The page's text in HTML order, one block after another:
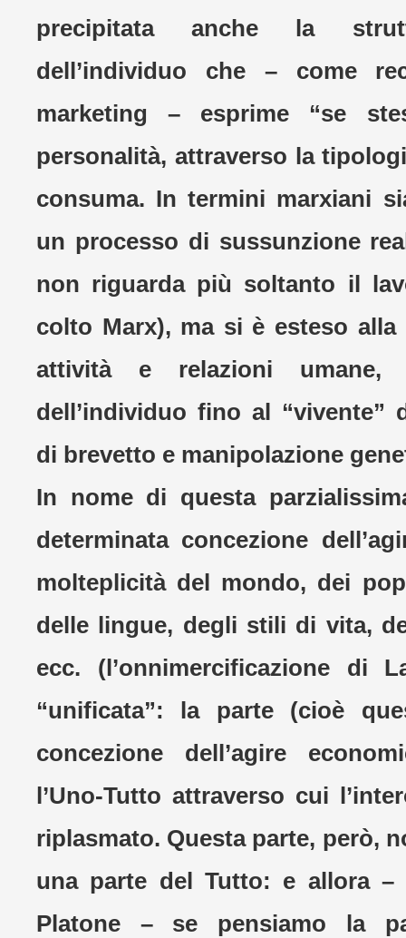
precipitata anche la
dell’individuo che – come
marketing – esprime “se
personalità, attraverso la
consuma. In termini marxiani
un processo di sussunzione
non riguarda più soltanto il
colto Marx), ma si è esteso
attività e relazioni umane,
dell’individuo fino al “vivente”
di brevetto e manipolazione
In nome di questa
determinata concezione
molteplicità del mondo, dei
delle lingue, degli stili di vita,
ecc. (l’onnimercificazione di
“unificata”: la parte (cioè
concezione dell’agire
l’Uno-Tutto attraverso cui
riplasmato. Questa parte, però,
una parte del Tutto: e allora –
Platone – se pensiamo la